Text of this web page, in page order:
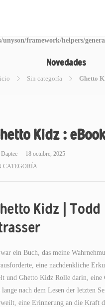
argument supplied for foreach() in
htdocs/wp-
unyson/framework/helpers/
Novedades
Sin categoría Ghetto
Kidz :
Daptee
18 octubre, 2025
CATEGORÍA
Kidz | Todd
ein Buch, das meine
eine nachdenkliche
und Ghetto Kidz Rolle darin, eine
lange nach dem Lesen der letzten
eine Erinnerung an die Kraft